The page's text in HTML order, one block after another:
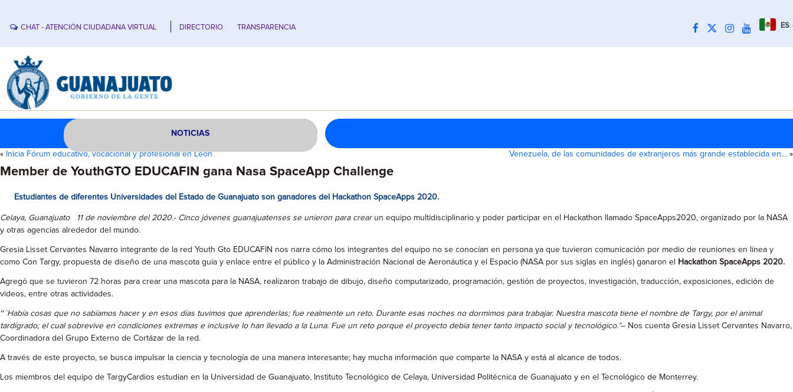
CHAT - ATENCIÓN CIUDADANA VIRTUAL DIRECTORIO TRANSPARENCIA ES
NOTICIAS
« Inicia Fórum educativo, vocacional y profesional en León Venezuela, de las comunidades de extranjeros más grande establecida en… »
Member de YouthGTO EDUCAFIN gana Nasa SpaceApp Challenge
Estudiantes de diferentes Universidades del Estado de Guanajuato son ganadores del Hackathon SpaceApps 2020.
Celaya, Guanajuato 11 de noviembre del 2020.- Cinco jóvenes guanajuatenses se unieron para crear un equipo multidisciplinario y poder participar en el Hackathon llamado SpaceApps2020, organizado por la NASA
y otras agencias alrededor del mundo.
Gresia Lisset Cervantes Navarro integrante de la red Youth Gto EDUCAFIN nos narra cómo los integrantes del equipo no se conocían en persona ya que tuvieron comunicación por medio de reuniones en línea y
como Con Targy, propuesta de diseño de una mascota guía y enlace entre el público y la Administración Nacional de Aeronáutica y el Espacio (NASA por sus siglas en inglés) ganaron el
Hackathon SpaceApps 2020.
Agregó que se tuvieron 72 horas para crear una mascota para la NASA, realizaron trabajo de dibujo, diseño computarizado, programación, gestión de proyectos, investigación, traducción, exposiciones, edición de
videos, entre otras actividades.
“̈ Había cosas que no sabíamos hacer y en esos días tuvimos que aprenderlas; fue realmente un reto. Durante esas noches no dormimos para trabajar. Nuestra mascota tiene el nombre de Targy, por el animal
tardígrado; el cual sobrevive en condiciones extremas e inclusive lo han llevado a la Luna. Fue un reto porque el proyecto debía tener tanto impacto social y tecnológico.”– Nos cuenta Gresia Lisset Cervantes Navarro,
Coordinadora del Grupo Externo de Cortázar de la red.
A través de este proyecto, se busca impulsar la ciencia y tecnología de una manera interesante; hay mucha información que comparte la NASA y está al alcance de todos.
Los miembros del equipo de TargyCardios estudian en la Universidad de Guanajuato, Instituto Tecnológico de Celaya, Universidad Politécnica de Guanajuato y en el Tecnológico de Monterrey.